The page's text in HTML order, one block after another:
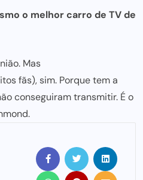
o melhor carro de TV de
Mas
fãs), sim. Porque tem a
conseguiram transmitir. É o